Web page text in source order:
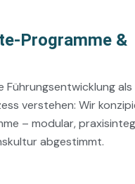
Programme &
Führungsentwicklung als
verstehen: Wir
– modular,
abgestimmt.